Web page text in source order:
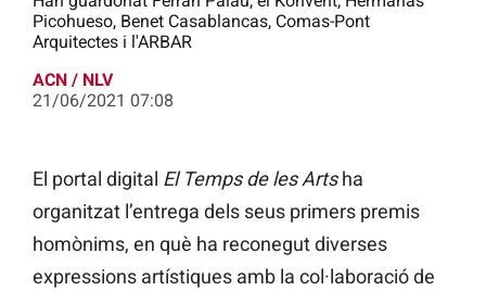
Picohueso, Benet Casablancas, Comas-Pont
Arquitectes i l'ARBAR
ACN / NLV
21/06/2021 07:08
El portal digital El Temps de les Artsha
organitzat l’entrega dels seus primers premis
homònims, en què ha reconegut diverses
expressions artístiques amb la col·laboració de